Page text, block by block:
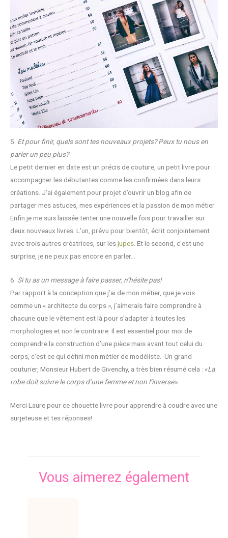
5. Et pour finir, quels sont tes nouveaux projets? Peux tu nous en
parler un peu plus?
Le petit dernier en date est un précis de couture, un petit livre pour
accompagner les débutantes comme les confirmées dans leurs
créations. J’ai également pour projet d’ouvrir un blog afin de
partager mes astuces, mes expériences et la passion de mon métier.
Enfin je me suis laissée tenter une nouvelle fois pour travailler sur
deux nouveaux livres. L’un, prévu pour bientôt, écrit conjointement
avec trois autres créatrices, sur lesjupes . Et le second, c’est une
surprise, je ne peux pas encore en parler…
6. Si tu as un message à faire passer, n’hésite pas!
Par rapport à la conception que j’ai de mon métier, que je vois
comme un « architecte du corps », j’aimerais faire comprendre à
chacune que le vêtement est là pour s’adapter à toutes les
morphologies et non le contraire. Il est essentiel pour moi de
comprendre la construction d’une pièce mais avant tout celui du
corps, c’est ce qui défini mon métier de modéliste. Un grand
couturier, Monsieur Hubert de Givenchy, a très bien résumé cela : «La
robe doit suivre le corps d’une femme et non l’inverse».
Merci Laure pour ce chouette livre pour apprendre à coudre avec une
surjeteuse et tes réponses!
Vous aimerez également